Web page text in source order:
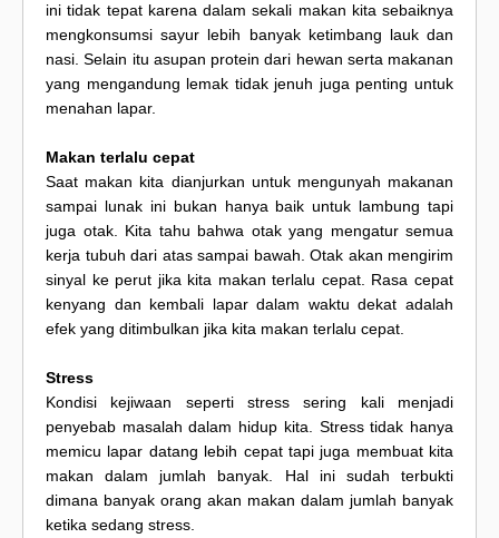
ini tidak tepat karena dalam sekali makan kita sebaiknya
mengkonsumsi sayur lebih banyak ketimbang lauk dan
nasi. Selain itu asupan protein dari hewan serta makanan
yang mengandung lemak tidak jenuh juga penting untuk
menahan lapar.
Makan terlalu cepat
Saat makan kita dianjurkan untuk mengunyah makanan
sampai lunak ini bukan hanya baik untuk lambung tapi
juga otak. Kita tahu bahwa otak yang mengatur semua
kerja tubuh dari atas sampai bawah. Otak akan mengirim
sinyal ke perut jika kita makan terlalu cepat. Rasa cepat
kenyang dan kembali lapar dalam waktu dekat adalah
efek yang ditimbulkan jika kita makan terlalu cepat.
Stress
Kondisi kejiwaan seperti stress sering kali menjadi
penyebab masalah dalam hidup kita. Stress tidak hanya
memicu lapar datang lebih cepat tapi juga membuat kita
makan dalam jumlah banyak. Hal ini sudah terbukti
dimana banyak orang akan makan dalam jumlah banyak
ketika sedang stress.